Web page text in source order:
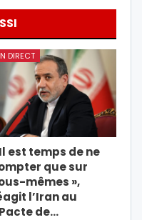
DIRECT
est temps de ne
que sur
mêmes »,
l’Iran au
de…